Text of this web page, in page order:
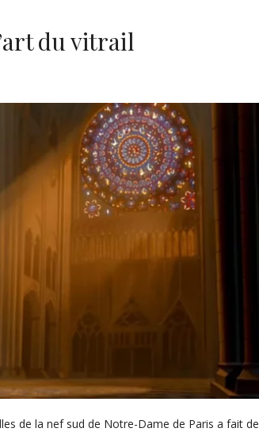
du vitrail
de la nef sud de Notre-Dame de Paris a fait de